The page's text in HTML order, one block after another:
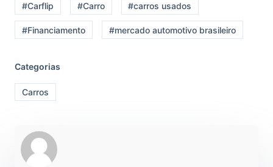
#Carflip #Carro #carros usados
#Financiamento #mercado automotivo brasileiro
Categorias
Carros